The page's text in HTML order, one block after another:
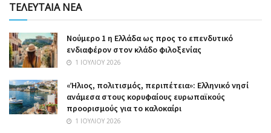
ΤΕΛΕΥΤΑΙΑ ΝΕΑ
Nούμερο 1 η Ελλάδα ως προς το επενδυτικό
ενδιαφέρον στον κλάδο φιλοξενίας
1 ΙΟΥΛΊΟΥ 2026
«Ήλιος, πολιτισμός, περιπέτεια»: Ελληνικό νησί
ανάμεσα στους κορυφαίους ευρωπαϊκούς
προορισμούς για το καλοκαίρι
1 ΙΟΥΛΊΟΥ 2026